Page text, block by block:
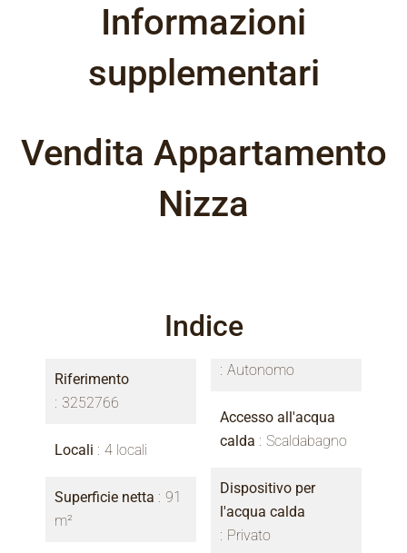
Informazioni
supplementari
Vendita Appartamento
Nizza
Indice
Riferimento
3252766
Locali 4 locali
Superficie netta
91
m²
Autonomo
Accesso all'acqua
calda
Scaldabagno
Dispositivo per
l'acqua calda
Privato